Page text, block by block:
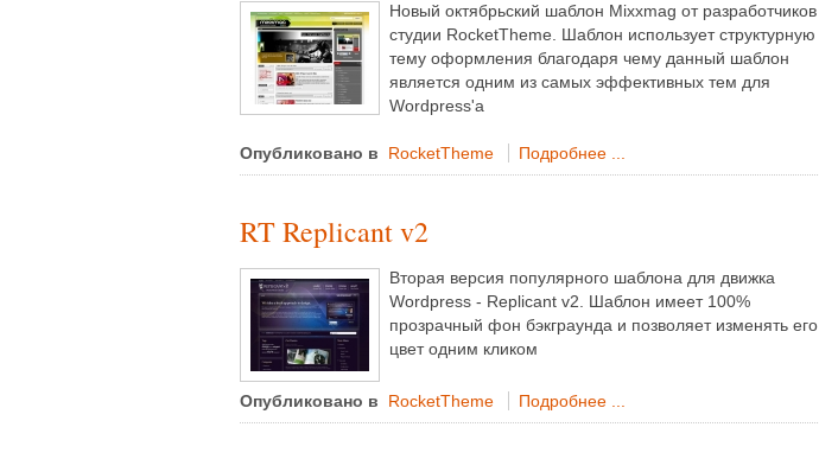
Новый октябрьский шаблон Mixxmag от разработчиков
студии RocketTheme. Шаблон использует структурную
тему оформления благодаря чему данный шаблон
является одним из самых эффективных тем для
Wordpress'а
Опубликовано в RocketTheme Подробнее ...
RT Replicant v2
Вторая версия популярного шаблона для движка
Wordpress - Replicant v2. Шаблон имеет 100%
прозрачный фон бэкграунда и позволяет изменять его
цвет одним кликом
Опубликовано в RocketTheme Подробнее ...